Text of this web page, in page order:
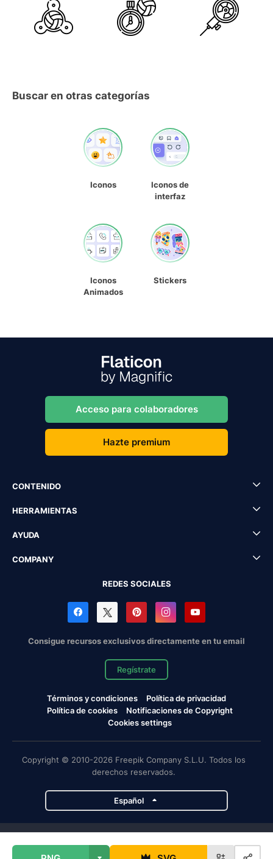
Buscar en otras categorías
Iconos
Iconos de
interfaz
Iconos
Animados
Stickers
Acceso para colaboradores
Hazte premium
CONTENIDO
HERRAMIENTAS
AYUDA
COMPANY
REDES SOCIALES
Consigue recursos exclusivos directamente en tu email
Regístrate
Términos y condiciones
Política de privacidad
Política de cookies
Notificaciones de Copyright
Cookies settings
Copyright © 2010-2026 Freepik Company S.L.U. Todos los
derechos reservados.
Español